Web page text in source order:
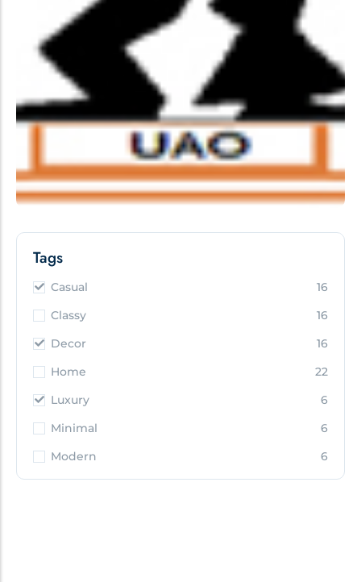
Tags
Casual
16
Classy
16
Decor
16
Home
22
Luxury
6
Minimal
6
Modern
6